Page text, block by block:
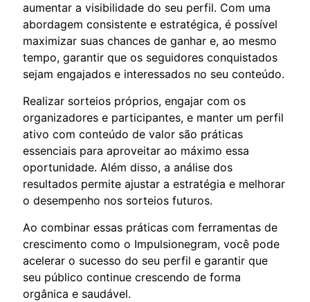
aumentar a visibilidade do seu perfil. Com uma
abordagem consistente e estratégica, é possível
maximizar suas chances de ganhar e, ao mesmo
tempo, garantir que os seguidores conquistados
sejam engajados e interessados no seu conteúdo.
Realizar sorteios próprios, engajar com os
organizadores e participantes, e manter um perfil
ativo com conteúdo de valor são práticas
essenciais para aproveitar ao máximo essa
oportunidade. Além disso, a análise dos
resultados permite ajustar a estratégia e melhorar
o desempenho nos sorteios futuros.
Ao combinar essas práticas com ferramentas de
crescimento como o Impulsionegram, você pode
acelerar o sucesso do seu perfil e garantir que
seu público continue crescendo de forma
orgânica e saudável.